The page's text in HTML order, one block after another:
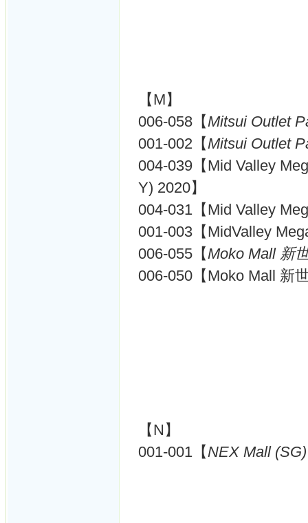
【M】
006-058【Mitsui Outlet
001-002【Mitsui Outlet
004-039【Mid Valley
Y) 2020】
004-031【Mid Valley
001-003【MidValley
006-055【Moko Mall 新
006-050【Moko Mall 新
【N】
001-001【NEX Mall